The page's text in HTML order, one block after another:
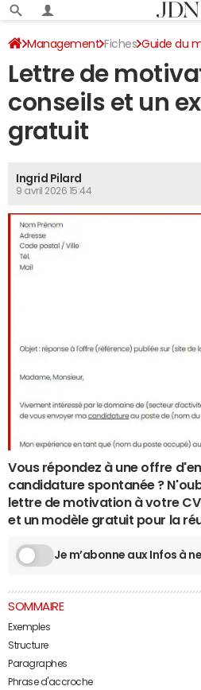
Management Fiches Guide du
Lettre de
conseils et un
gratuit
Ingrid Pilard
9 avril 2026 15:44
Vous répondez à une offre
candidature spontanée ?
lettre de motivation à votre
et un modèle gratuit pour la
Je m’abonne aux Infos à
SOMMAIRE
Exemples
Structure
Paragraphes
Phrase d'accroche